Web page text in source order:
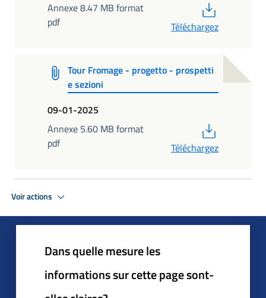
Annexe 8.47 MB format
pdf
Téléchargez
Tour Fromage - progetto - prospetti
e sezioni
09-01-2025
Annexe 5.60 MB format
pdf
Téléchargez
Voir actions
Dans quelle mesure les
informations sur cette page sont-